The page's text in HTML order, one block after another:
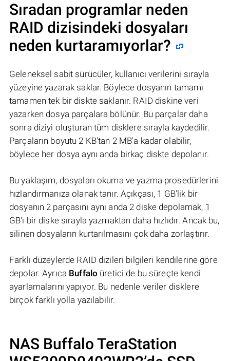
Sıradan programlar neden
RAID dizisindeki dosyaları
neden kurtaramıyorlar?
Geleneksel sabit sürücüler, kullanıcı verilerini sırayla
yüzeyine yazarak saklar. Böylece dosyanın tamamı
tamamen tek bir diskte saklanır. RAID diskine veri
yazarken dosya parçalara bölünür. Bu parçalar daha
sonra diziyi oluşturan tüm disklere sırayla kaydedilir.
Parçaların boyutu 2 KB'tan 2 MB'a kadar olabilir,
böylece her dosya aynı anda birkaç diskte depolanır.
Bu yaklaşım, dosyaları okuma ve yazma prosedürlerini
hızlandırmanıza olanak tanır. Açıkçası, 1 GB'lik bir
dosyanın 2 parçasını aynı anda 2 diske depolamak, 1
GB'ı bir diske sırayla yazmaktan daha hızlıdır. Ancak bu,
silinen dosyaların kurtarılmasını çok daha zorlaştırır.
Farklı düzeylerde RAID dizileri bilgileri kendilerine göre
depolar. Ayrıca Buffalo üretici de bu süreçte kendi
ayarlamalarını yapıyor. Bu nedenle veriler disklere
birçok farklı yolla yazılabilir.
NAS Buffalo TeraStation